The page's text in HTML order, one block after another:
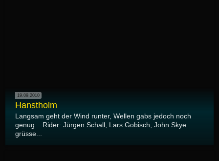
19.09.2010
Hanstholm
Langsam geht der Wind runter, Wellen gabs jedoch noch
genug... Rider: Jürgen Schall, Lars Gobisch, John Skye
grüsse...